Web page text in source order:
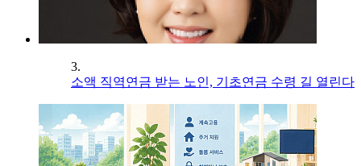
3.
소액 직역연금 받는 노인, 기초연금 수령 길 열린다